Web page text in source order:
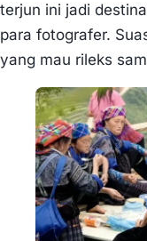
terjun ini jadi
para fotografer.
yang mau rileks